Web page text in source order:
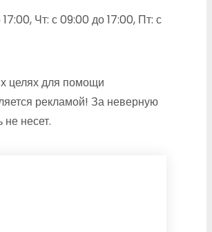
Чт: с 09:00 до 17:00, Пт: с
целях для помощи
рекламой! За неверную
несет.